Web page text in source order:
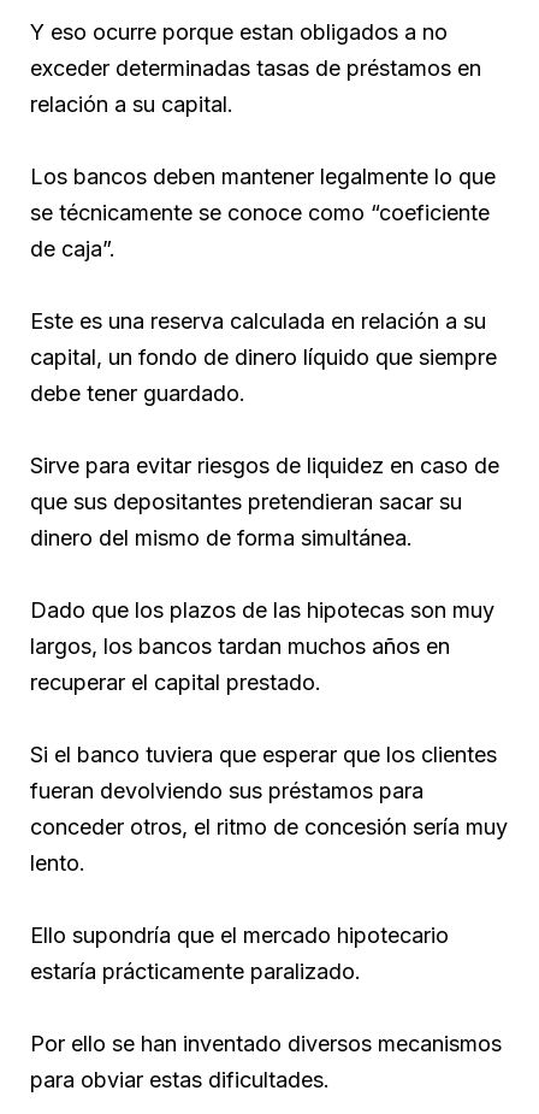
Y eso ocurre porque estan obligados a no
exceder determinadas tasas de préstamos en
relación a su capital.
Los bancos deben mantener legalmente lo que
se técnicamente se conoce como “coeficiente
de caja”.
Este es una reserva calculada en relación a su
capital, un fondo de dinero líquido que siempre
debe tener guardado.
Sirve para evitar riesgos de liquidez en caso de
que sus depositantes pretendieran sacar su
dinero del mismo de forma simultánea.
Dado que los plazos de las hipotecas son muy
largos, los bancos tardan muchos años en
recuperar el capital prestado.
Si el banco tuviera que esperar que los clientes
fueran devolviendo sus préstamos para
conceder otros, el ritmo de concesión sería muy
lento.
Ello supondría que el mercado hipotecario
estaría prácticamente paralizado.
Por ello se han inventado diversos mecanismos
para obviar estas dificultades.